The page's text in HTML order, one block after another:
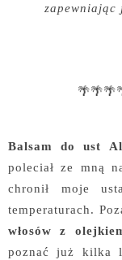
zapewniając
Balsam do ust
poleciał ze mną
chronił moje
temperaturach.
włosów z
poznać już kilka